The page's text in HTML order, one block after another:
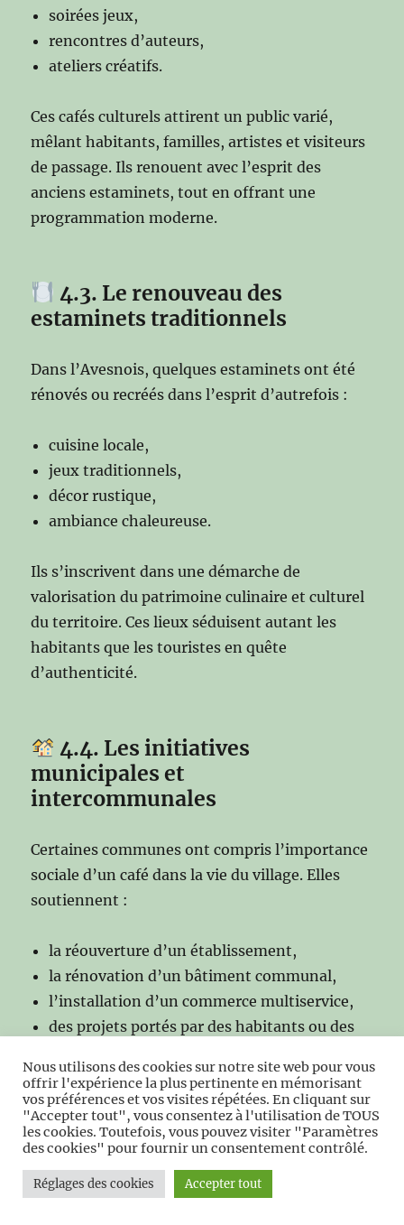
soirées jeux,
rencontres d’auteurs,
ateliers créatifs.
Ces cafés culturels attirent un public varié,
mêlant habitants, familles, artistes et visiteurs
de passage. Ils renouent avec l’esprit des
anciens estaminets, tout en offrant une
programmation moderne.
4.3. Le renouveau des
estaminets traditionnels
Dans l’Avesnois, quelques estaminets ont été
rénovés ou recréés dans l’esprit d’autrefois :
cuisine locale,
jeux traditionnels,
décor rustique,
ambiance chaleureuse.
Ils s’inscrivent dans une démarche de
valorisation du patrimoine culinaire et culturel
du territoire. Ces lieux séduisent autant les
habitants que les touristes en quête
d’authenticité.
4.4. Les initiatives
municipales et
intercommunales
Certaines communes ont compris l’importance
sociale d’un café dans la vie du village. Elles
soutiennent :
la réouverture d’un établissement,
la rénovation d’un bâtiment communal,
l’installation d’un commerce multiservice,
des projets portés par des habitants ou des
Ces initiatives contribuent à maintenir un cœur
de village vivant et attractif.
4.5. Les circuits patrimoniaux
Nous utilisons des cookies sur notre site web pour vous
offrir l'expérience la plus pertinente en mémorisant
vos préférences et vos visites répétées. En cliquant sur
"Accepter tout", vous consentez à l'utilisation de TOUS
les cookies. Toutefois, vous pouvez visiter "Paramètres
des cookies" pour fournir un consentement contrôlé.
Réglages des cookies Accepter tout